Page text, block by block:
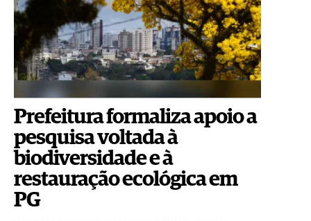
Prefeitura formaliza apoio a
pesquisa voltada à
biodiversidade e à
restauração ecológica em
PG